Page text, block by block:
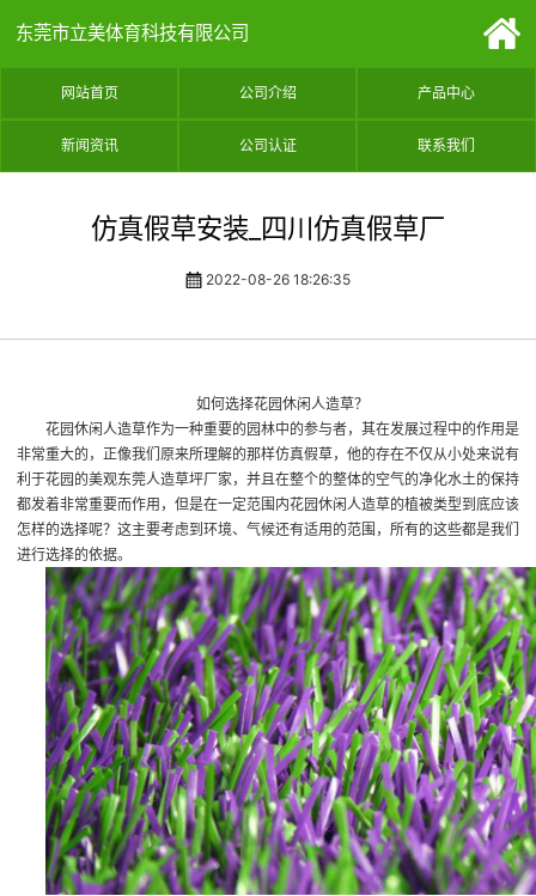
东莞市立美体育科技有限公司
网站首页 公司介绍 产品中心
新闻资讯 公司认证 联系我们
仿真假草安装_四川仿真假草厂
2022-08-26 18:26:35
如何选择花园休闲人造草？
花园休闲人造草作为一种重要的园林中的参与者，其在发展过程中的作用是
非常重大的，正像我们原来所理解的那样仿真假草，他的存在不仅从小处来说有
利于花园的美观东莞人造草坪厂家 ，并且在整个的整体的空气的净化水土的保持
都发着非常重要而作用，但是在一定范围内花园休闲人造草的植被类型到底应该
怎样的选择呢？这主要考虑到环境、气候还有适用的范围，所有的这些都是我们
进行选择的依据。